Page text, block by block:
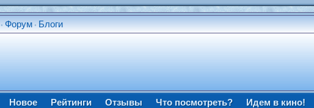
•Форум • Блоги
Новое Рейтинги Отзывы Что посмотреть? Идем в кино!